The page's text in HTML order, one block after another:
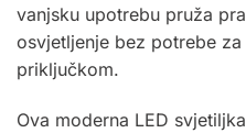
vanjsku upotrebu pruža
osvjetljenje bez potrebe za
priključkom.
Ova moderna LED